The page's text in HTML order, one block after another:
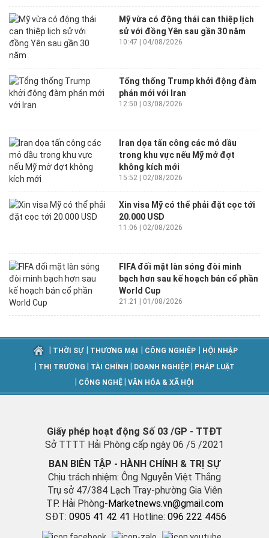
Mỹ vừa có động thái can thiệp lịch
sử với đồng Yên sau gần 30 năm
10:47 | 04/08/2026
Tổng thống Trump khởi động đàm
phán mới với Iran
12:50 | 03/08/2026
Iran dọa tấn công các mỏ dầu
trong khu vực nếu Mỹ mở đợt
không kích mới
15:52 | 02/08/2026
Xin visa Mỹ có thể phải đặt cọc tới
20.000 USD
11:06 | 02/08/2026
FIFA đối mặt làn sóng đòi minh
bạch hơn sau kế hoạch bán cổ phần
World Cup
21:21 | 01/08/2026
THỜI SỰ THƯƠNG MẠI CÔNG NGHIỆP HỘI NHẬP
THỊ TRƯỜNG TÀI CHÍNH DOANH NGHIỆP PHÁP LUẬT
CÔNG NGHỆ VĂN HÓA & XÃ HỘI
Giấy phép hoạt động Số 03 /GP - TTĐT
Sở TTTT Hải Phòng cấp ngày 06 /5 /2021
BAN BIÊN TẬP - HÀNH CHÍNH & TRỊ SỰ
Chịu trách nhiệm: Ông Nguyễn Việt Thắng
Trụ sở 47/384 Lạch Tray-phường Gia Viên
TP. Hải Phòng- Marketnews.vn@gmail.com
SĐT: 0905 41 42 41 Hotline: 096 222 4456